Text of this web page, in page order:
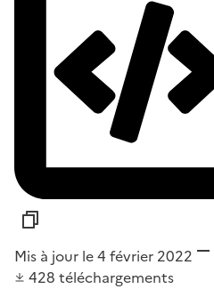
Mis à jour le 4 février 2022
428 téléchargements